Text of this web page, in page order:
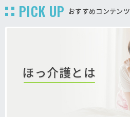
PICK UP おすすめコンテンツ